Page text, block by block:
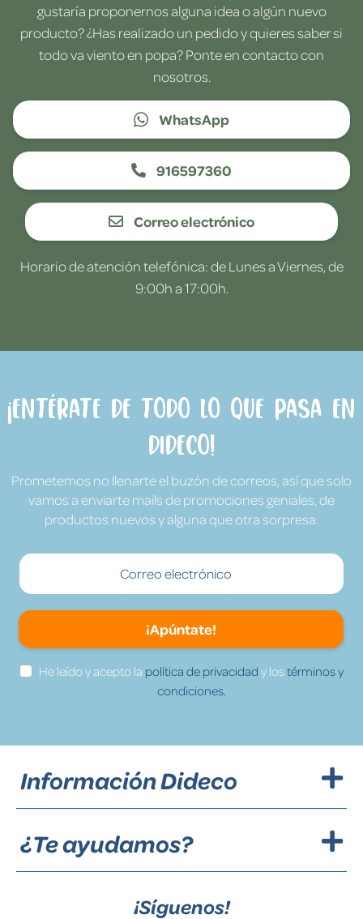
gustaría proponernos alguna idea o algún nuevo
producto? ¿Has realizado un pedido y quieres saber si
todo va viento en popa? Ponte en contacto con
nosotros.
WhatsApp
916597360
Correo electrónico
Horario de atención telefónica: de Lunes a Viernes, de
9:00h a 17:00h.
¡Entérate de todo lo que pasa en
Dideco!
Prometemos no llenarte el buzón de correos, así que solo
vamos a enviarte mails de promociones geniales, de
productos nuevos y alguna que otra sorpresa.
¡Apúntate!
He leído y acepto la política de privacidad y lostérminos y
condiciones.
Información Dideco
¿Te ayudamos?
¡Síguenos!